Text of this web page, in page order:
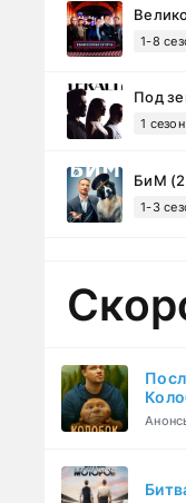
1-8
1 сезон
БиМ
1-3